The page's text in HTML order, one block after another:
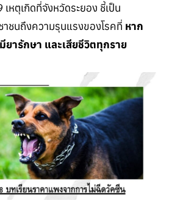
เหตุเกิดที่จังหวัดระยอง ชี้เป็น
ชนถึงความรุนแรงของโรคที่ หาก
ยารักษา และเสียชีวิตทุกราย